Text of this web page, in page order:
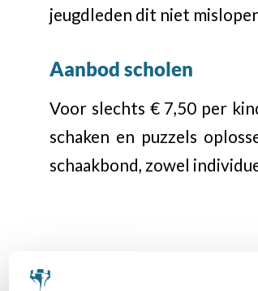
jeugdleden dit niet
Aanbod scholen
Voor slechts € 7,50 per
schaken en puzzels
schaakbond, zowel
Categorie